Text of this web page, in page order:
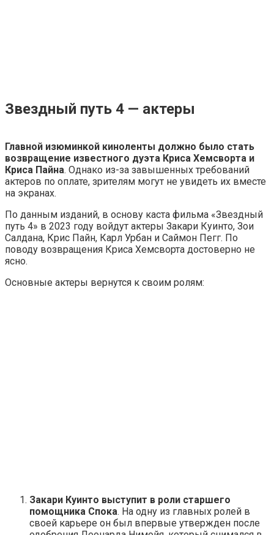
Звездный путь 4 — актеры
Главной изюминкой киноленты должно было стать
возвращение известного дуэта Криса Хемсворта и
Криса Пайна. Однако из-за завышенных требований
актеров по оплате, зрителям могут не увидеть их вместе
на экранах.
По данным изданий, в основу каста фильма «Звездный
путь 4» в 2023 году войдут актеры Закари Куинто, Зои
Салдана, Крис Пайн, Карл Урбан и Саймон Пегг. По
поводу возвращения Криса Хемсворта достоверно не
ясно.
Основные актеры вернутся к своим ролям:
Закари Куинто выступит в роли старшего
помощника Спока. На одну из главных ролей в
своей карьере он был впервые утвержден после